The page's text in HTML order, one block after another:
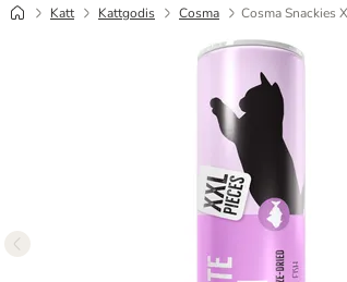
Katt Kattgodis Cosma Cosma Snackies